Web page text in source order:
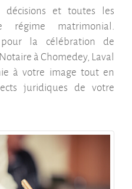
et toutes les
matrimonial.
pour la célébration de
à Chomedey, Laval
à votre image tout en
juridiques de votre